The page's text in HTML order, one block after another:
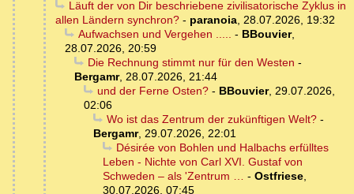
Läuft der von Dir beschriebene zivilisatorische Zyklus in
allen Ländern synchron? - paranoia, 28.07.2026, 19:32
Aufwachsen und Vergehen ..... - BBouvier,
28.07.2026, 20:59
Die Rechnung stimmt nur für den Westen -
Bergamr, 28.07.2026, 21:44
und der Ferne Osten?- BBouvier, 29.07.2026,
02:06
Wo ist das Zentrum der zukünftigen Welt?-
Bergamr, 29.07.2026, 22:01
Désirée von Bohlen und Halbachs erfülltes
Leben - Nichte von Carl XVI. Gustaf von
Schweden – als 'Zentrum … - Ostfriese,
30.07.2026, 07:45